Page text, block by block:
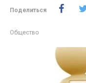
Поделиться
Общество